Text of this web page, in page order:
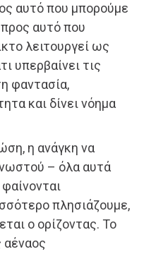
αυτό που μπορούμε
αυτό που
λειτουργεί ως
υπερβαίνει τις
φαντασία,
και δίνει νόημα
η ανάγκη να
– όλα αυτά
πλησιάζουμε,
ο ορίζοντας. Το
αέναος